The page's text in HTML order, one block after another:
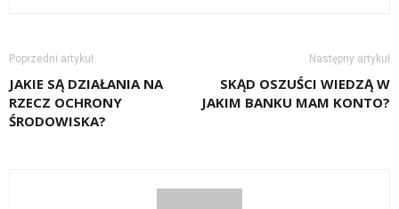
Poprzedni artykuł
JAKIE SĄ DZIAŁANIA NA
RZECZ OCHRONY
ŚRODOWISKA?
Następny artykuł
SKĄD OSZUŚCI WIEDZĄ W
JAKIM BANKU MAM KONTO?